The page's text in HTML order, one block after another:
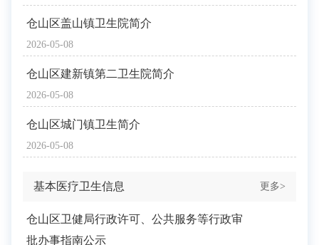
2026-05-08
仓山区盖山镇卫生院简介
2026-05-08
仓山区建新镇第二卫生院简介
2026-05-08
仓山区城门镇卫生简介
基本医疗卫生信息 更多>
仓山区卫健局行政许可、公共服务等行政审
批办事指南公示